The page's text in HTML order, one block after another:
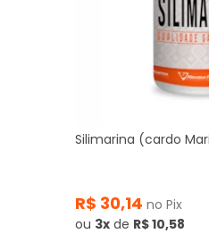
Silimarina (cardo
R$ 30,14 no Pix
ou 3x de R$ 10,58